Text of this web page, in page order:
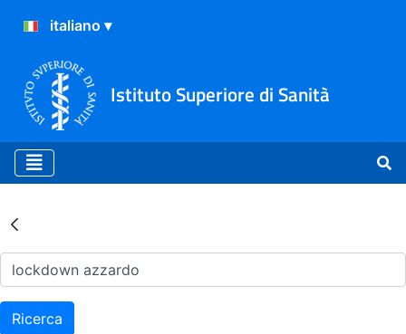
Istituto Superiore di Sanità
Risultati della Ricerca -
Ricerca